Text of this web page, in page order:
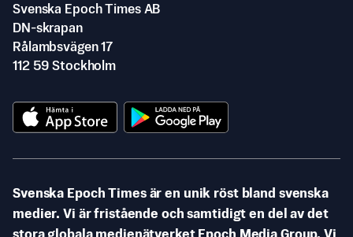
Svenska Epoch Times AB
DN-skrapan
Rålambsvägen 17
112 59 Stockholm
Svenska Epoch Times är en unik röst bland svenska
medier. Vi är fristående och samtidigt en del av det